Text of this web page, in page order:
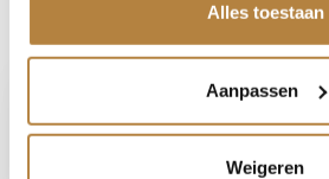
Alles toestaan
Aanpassen
Weigeren
Auto Keijzers - RDW Erkend